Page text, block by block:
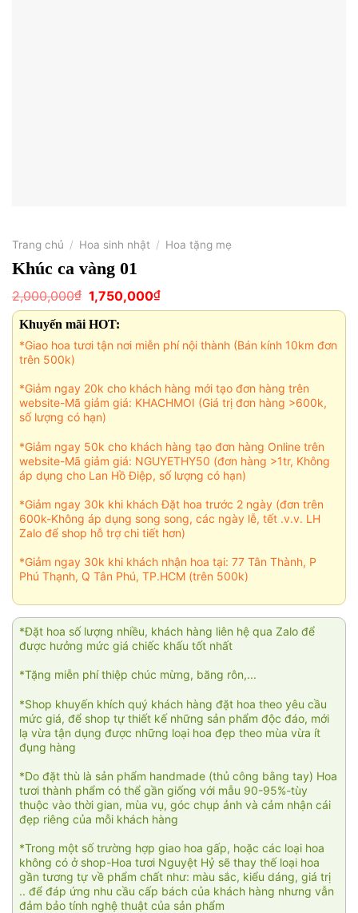
Trang chủ / Hoa sinh nhật / Hoa tặng mẹ
Khúc ca vàng 01
2,000,000₫ Giá
gốc
là:
2,000,000₫.
1,750,000₫Giá
hiện
1,750,000₫.
Khuyến mãi HOT:
*Giao hoa tươi tận nơi miễn phí nội thành (Bán kính 10km đơn
trên 500k)
*Giảm ngay 20k cho khách hàng mới tạo đơn hàng trên
website-Mã giảm giá: KHACHMOI (Giá trị đơn hàng >600k,
số lượng có hạn)
*Giảm ngay 50k cho khách hàng tạo đơn hàng Online trên
website-Mã giảm giá: NGUYETHY50 (đơn hàng >1tr, Không
áp dụng cho Lan Hồ Điệp, số lượng có hạn)
*Giảm ngay 30k khi khách Đặt hoa trước 2 ngày (đơn trên
600k-Không áp dụng song song, các ngày lễ, tết .v.v. LH
Zalo để shop hỗ trợ chi tiết hơn)
*Giảm ngay 30k khi khách nhận hoa tại: 77 Tân Thành, P
Phú Thạnh, Q Tân Phú, TP.HCM (trên 500k)
*Đặt hoa số lượng nhiều, khách hàng liên hệ qua Zalo để
được hưởng mức giá chiếc khấu tốt nhất
*Tặng miễn phí thiệp chúc mừng, băng rôn,...
*Shop khuyến khích quý khách hàng đặt hoa theo yêu cầu
mức giá, để shop tự thiết kế những sản phẩm độc đáo, mới
lạ vừa tận dụng được những loại hoa đẹp theo mùa vừa ít
đụng hàng
*Do đặt thù là sản phẩm handmade (thủ công bằng tay) Hoa
tươi thành phẩm có thể gần giống với mẫu 90-95%-tùy
thuộc vào thời gian, mùa vụ, góc chụp ảnh và cảm nhận cái
đẹp riêng của mỗi khách hàng
*Trong một số trường hợp giao hoa gấp, hoặc các loại hoa
không có ở shop-Hoa tươi Nguyệt Hỷ sẽ thay thế loại hoa
gần tương tự về phẩm chất như: màu sắc, kiểu dáng, giá trị
.. để đáp ứng nhu cầu cấp bách của khách hàng nhưng vẫn
đảm bảo tính nghệ thuật của sản phẩm